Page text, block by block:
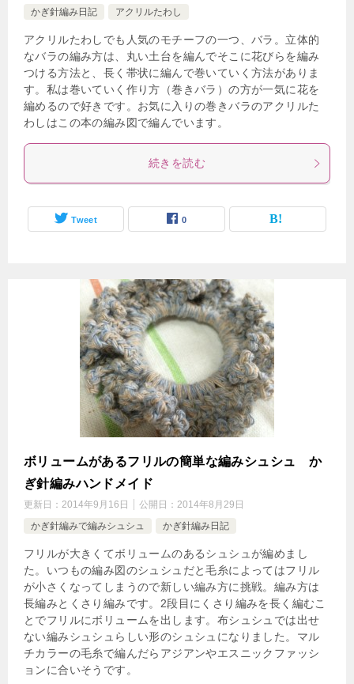
かぎ針編み日記
アクリルたわし
アクリルたわしでも人気のモチーフの一つ、バラ。立体的
なバラの編み方は、丸い土台を編んでそこに花びらを編み
つける方法と、長く帯状に編んで巻いていく方法がありま
す。私は巻いていく作り方（巻きバラ）の方が一気に花を
編めるので好きです。お気に入りの巻きバラのアクリルた
わしはこの本の編み図で編んでいます。
続きを読む
Tweet 0
ボリュームがあるフリルの簡単な編みシュシュ か
ぎ針編みハンドメイド
更新日： 2014年9月16日 公開日： 2014年8月29日
かぎ針編みで編みシュシュ
かぎ針編み日記
フリルが大きくてボリュームのあるシュシュが編めまし
た。いつもの編み図のシュシュだと毛糸によってはフリル
が小さくなってしまうので新しい編み方に挑戦。編み方は
長編みとくさり編みです。2段目にくさり編みを長く編むこ
とでフリルにボリュームを出します。布シュシュでは出せ
ない編みシュシュらしい形のシュシュになりました。マル
チカラーの毛糸で編んだらアジアンやエスニックファッシ
ョンに合いそうです。